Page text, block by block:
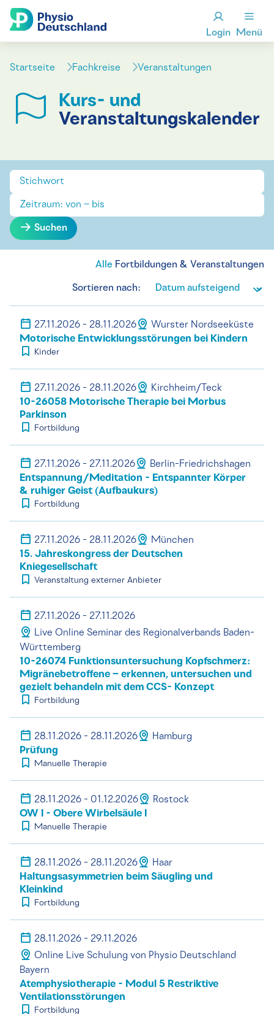
Login Menü
Startseite Fachkreise Veranstaltungen
Kurs- und
Veranstaltungskalender
Suchen
Alle Fortbildungen & Veranstaltungen
Sortieren nach:
27.11.2026 - 28.11.2026 Wurster Nordseeküste
Motorische Entwicklungsstörungen bei Kindern
Kinder
27.11.2026 - 28.11.2026 Kirchheim/Teck
10-26058 Motorische Therapie bei Morbus
Parkinson
Fortbildung
27.11.2026 - 27.11.2026 Berlin-Friedrichshagen
Entspannung/Meditation - Entspannter Körper
& ruhiger Geist (Aufbaukurs)
Fortbildung
27.11.2026 - 28.11.2026 München
15. Jahreskongress der Deutschen
Kniegesellschaft
Veranstaltung externer Anbieter
27.11.2026 - 27.11.2026
Live Online Seminar des Regionalverbands Baden-
Württemberg
10-26074 Funktionsuntersuchung Kopfschmerz:
Migränebetroffene – erkennen, untersuchen und
gezielt behandeln mit dem CCS- Konzept
Fortbildung
28.11.2026 - 28.11.2026 Hamburg
Prüfung
Manuelle Therapie
28.11.2026 - 01.12.2026 Rostock
OW I - Obere Wirbelsäule I
Manuelle Therapie
28.11.2026 - 28.11.2026 Haar
Haltungsasymmetrien beim Säugling und
Kleinkind
Fortbildung
28.11.2026 - 29.11.2026
Online Live Schulung von Physio Deutschland
Bayern
Atemphysiotherapie - Modul 5 Restriktive
Ventilationsstörungen
Fortbildung